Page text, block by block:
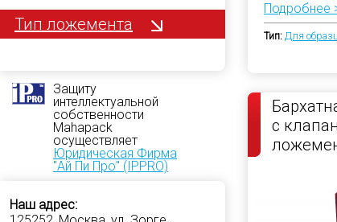
Тип ложемента
Защиту
интеллектуальной
собственности
Mahapack
осуществляет
Юридическая Фирма
"Ай Пи Про" (IPPRO)
Наш адрес:
Подробнее
Тип: Для
с